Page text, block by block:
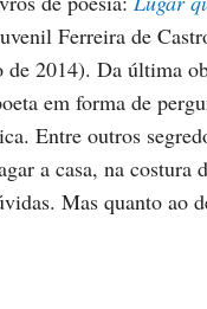
Ferreira de
de 2014). Da última
em forma de
Entre outros
a casa, na costura
Mas quanto ao